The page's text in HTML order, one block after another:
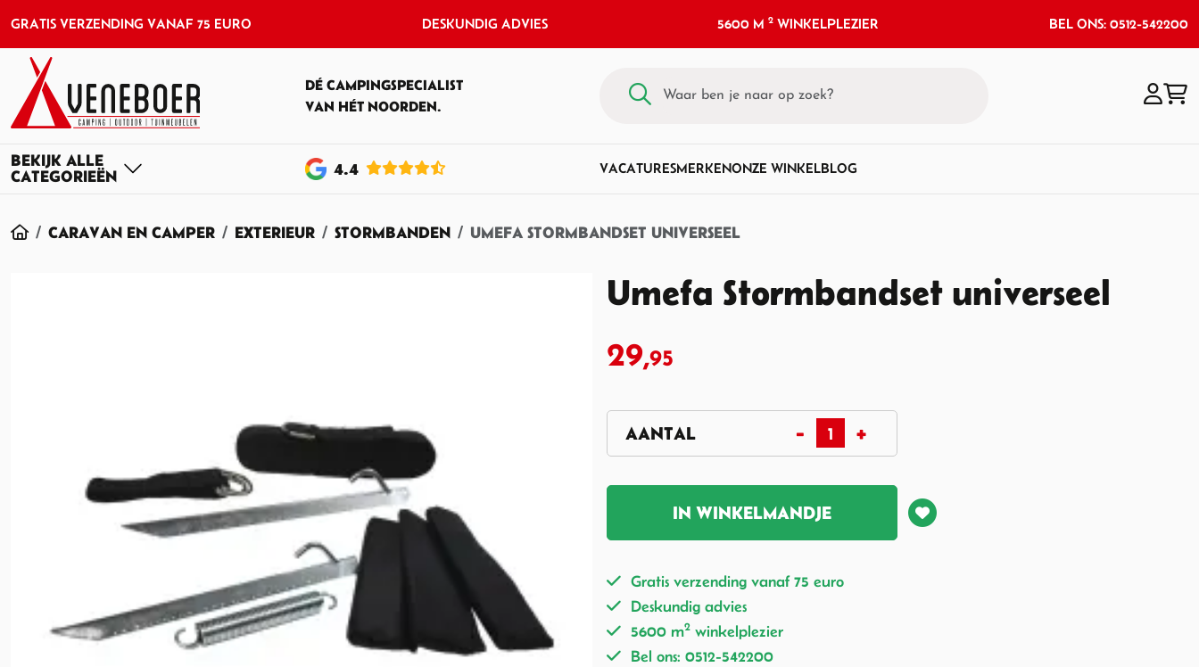
GRATIS VERZENDING VANAF 75 EURO DESKUNDIG ADVIES 5600 M2 WINKELPLEZIER BEL ONS: 0512-542200
DÉ CAMPINGSPECIALIST
VAN HÉT NOORDEN.
4.4 VACATURESMERKENONZE WINKELBLOG
HOME
CARAVAN EN CAMPER EXTERIEUR STORMBANDEN UMEFA STORMBANDSET UNIVERSEEL
Umefa Stormbandset universeel
29,95
IN WINKELMANDJE
Gratis verzending vanaf 75 euro
Deskundig advies
5600 m2 winkelplezier
Bel ons: 0512-542200